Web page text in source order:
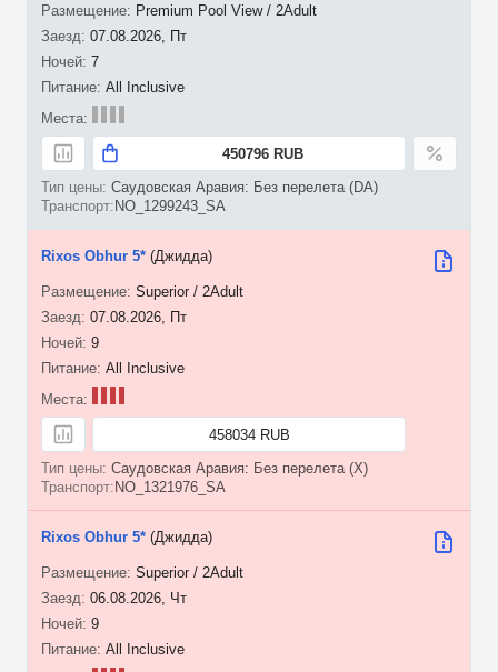
07.08.2026, Пт
7
Premium Pool View / 2Adult
All Inclusive
450796 RUB
Саудовская Аравия: Без перелета (DA)
NO_1299243_SA
07.08.2026, Пт
9
Rixos Obhur 5* (Джидда)
Superior / 2Adult
All Inclusive
458034 RUB
Саудовская Аравия: Без перелета (X)
NO_1321976_SA
06.08.2026, Чт
9
Rixos Obhur 5* (Джидда)
Superior / 2Adult
All Inclusive